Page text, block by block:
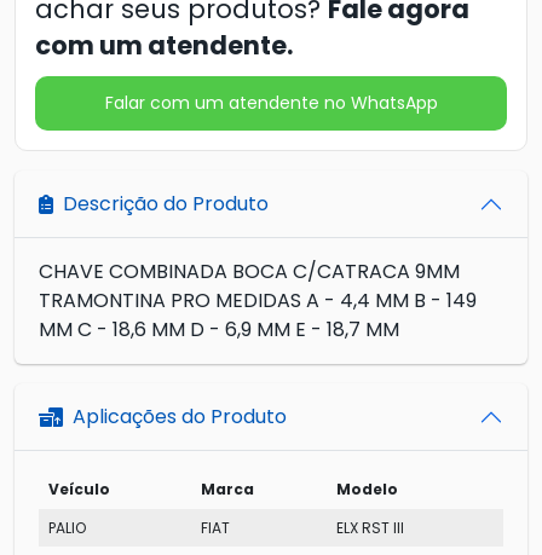
achar seus produtos? Fale agora
com um atendente.
Falar com um atendente no WhatsApp
Descrição do Produto
CHAVE COMBINADA BOCA C/CATRACA 9MM
TRAMONTINA PRO MEDIDAS A - 4,4 MM B - 149
MM C - 18,6 MM D - 6,9 MM E - 18,7 MM
Aplicações do Produto
Veículo Marca
Modelo
PALIO
FIAT
ELX RST III